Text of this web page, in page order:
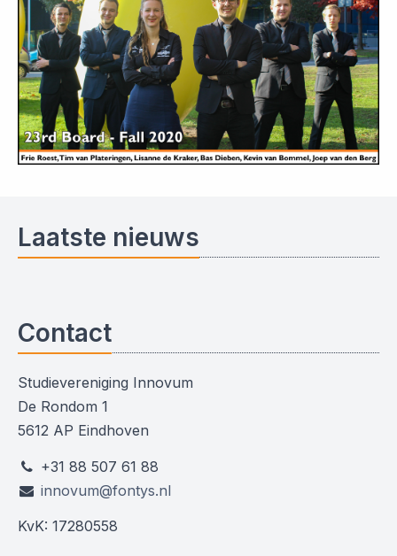
Laatste nieuws
Contact
Studievereniging Innovum
De Rondom 1
5612 AP Eindhoven
+31 88 507 61 88
innovum@fontys.nl
KvK: 17280558